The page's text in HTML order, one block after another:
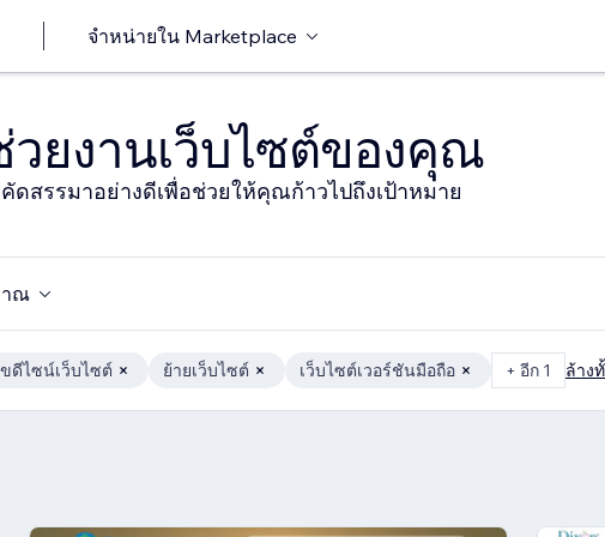
จำหน่ายใน Marketplace
ยงานเว็บไซต์ของคุณ
สรรมาอย่างดีเพื่อช่วยให้คุณก้าวไปถึงเป้าหมาย
าณ
ดีไซน์เว็บไซต์ ย้ายเว็บไซต์ เว็บไซต์เวอร์ชันมือถือ + อีก 1 ล้าง